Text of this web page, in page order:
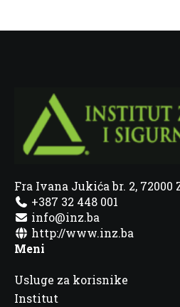
Fra Ivana Jukića br. 2, 72000
+387 32 448 001
info@inz.ba
http://www.inz.ba
Meni
Usluge za korisnike
Institut